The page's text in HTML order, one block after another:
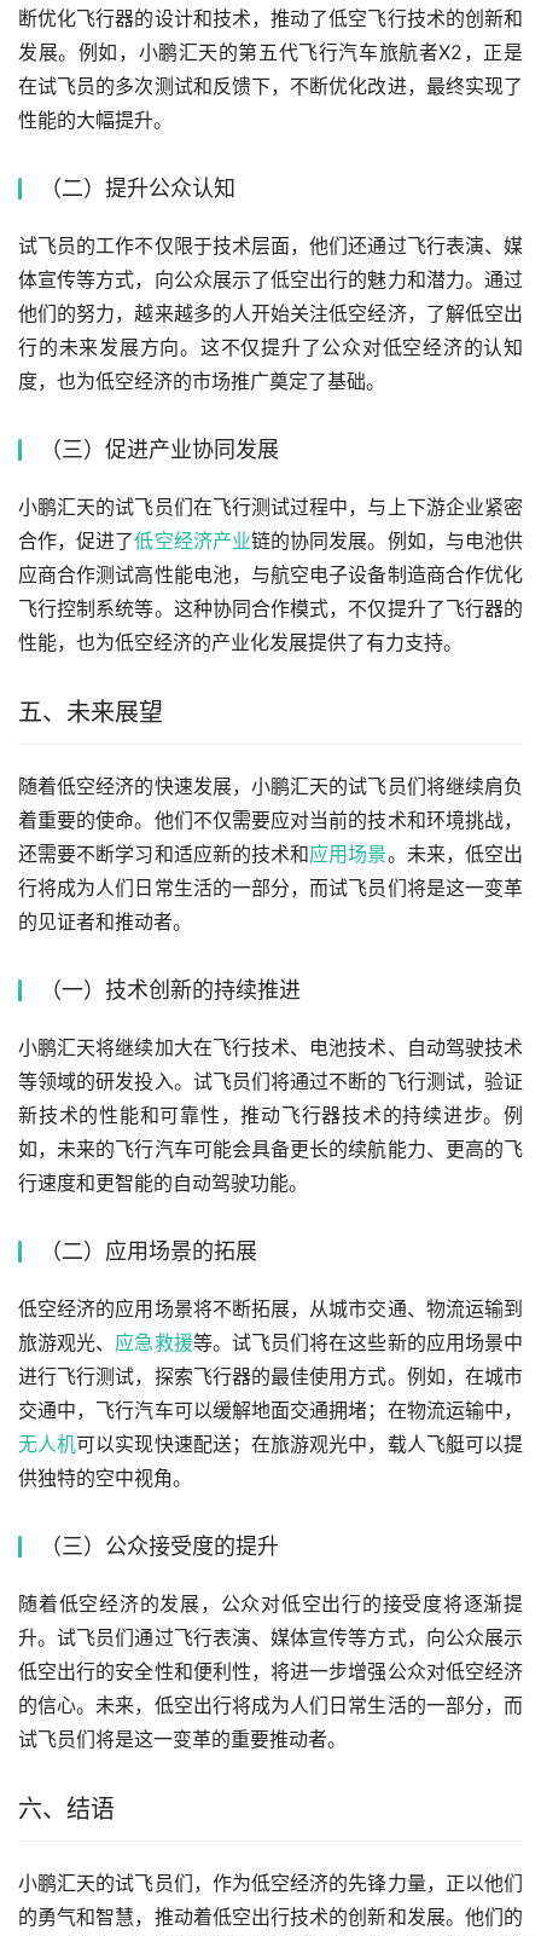
断优化飞行器的设计和技术，推动了低空飞行技术的创新和
发展。例如，小鹏汇天的第五代飞行汽车旅航者X2，正是
在试飞员的多次测试和反馈下，不断优化改进，最终实现了
性能的大幅提升。
（二）提升公众认知
试飞员的工作不仅限于技术层面，他们还通过飞行表演、媒
体宣传等方式，向公众展示了低空出行的魅力和潜力。通过
他们的努力，越来越多的人开始关注低空经济，了解低空出
行的未来发展方向。这不仅提升了公众对低空经济的认知
度，也为低空经济的市场推广奠定了基础。
（三）促进产业协同发展
小鹏汇天的试飞员们在飞行测试过程中，与上下游企业紧密
合作，促进了低空经济产业链的协同发展。例如，与电池供
应商合作测试高性能电池，与航空电子设备制造商合作优化
飞行控制系统等。这种协同合作模式，不仅提升了飞行器的
性能，也为低空经济的产业化发展提供了有力支持。
五、未来展望
随着低空经济的快速发展，小鹏汇天的试飞员们将继续肩负
着重要的使命。他们不仅需要应对当前的技术和环境挑战，
还需要不断学习和适应新的技术和应用场景。未来，低空出
行将成为人们日常生活的一部分，而试飞员们将是这一变革
的见证者和推动者。
（一）技术创新的持续推进
小鹏汇天将继续加大在飞行技术、电池技术、自动驾驶技术
等领域的研发投入。试飞员们将通过不断的飞行测试，验证
新技术的性能和可靠性，推动飞行器技术的持续进步。例
如，未来的飞行汽车可能会具备更长的续航能力、更高的飞
行速度和更智能的自动驾驶功能。
（二）应用场景的拓展
低空经济的应用场景将不断拓展，从城市交通、物流运输到
旅游观光、 应急救援等。试飞员们将在这些新的应用场景中
进行飞行测试，探索飞行器的最佳使用方式。例如，在城市
交通中，飞行汽车可以缓解地面交通拥堵；在物流运输中，
无人机可以实现快速配送；在旅游观光中，载人飞艇可以提
供独特的空中视角。
（三）公众接受度的提升
随着低空经济的发展，公众对低空出行的接受度将逐渐提
升。试飞员们通过飞行表演、媒体宣传等方式，向公众展示
低空出行的安全性和便利性，将进一步增强公众对低空经济
的信心。未来，低空出行将成为人们日常生活的一部分，而
试飞员们将是这一变革的重要推动者。
六、结语
小鹏汇天的试飞员们，作为低空经济的先锋力量，正以他们
的勇气和智慧，推动着低空出行技术的创新和发展。他们的